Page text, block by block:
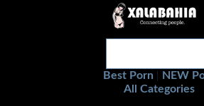
Best Porn
NEW
All Categories